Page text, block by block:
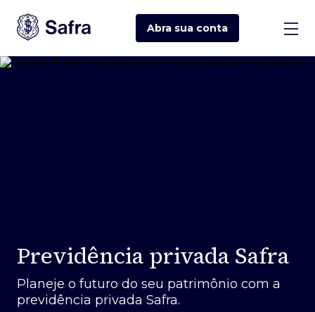
Abra sua conta
Previdência privada Safra
Planeje o futuro do seu patrimônio com a
previdência privada Safra.